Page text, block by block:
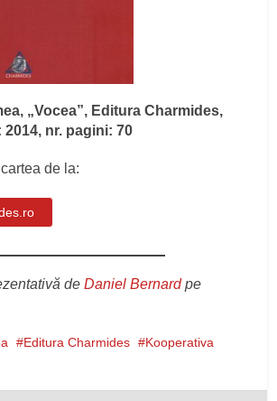
„Vocea”, Editura Charmides,
nr. pagini: 70
de la:
deDaniel Bernardpe
Editura Charmides
Kooperativa